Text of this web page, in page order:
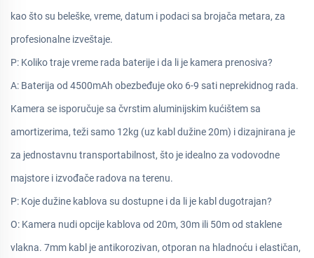
kao što su beleške, vreme, datum i podaci sa brojača metara, za
profesionalne izveštaje.
P: Koliko traje vreme rada baterije i da li je kamera prenosiva?
A: Baterija od 4500mAh obezbeđuje oko 6-9 sati neprekidnog rada.
Kamera se isporučuje sa čvrstim aluminijskim kućištem sa
amortizerima, teži samo 12kg (uz kabl dužine 20m) i dizajnirana je
za jednostavnu transportabilnost, što je idealno za vodovodne
majstore i izvođače radova na terenu.
P: Koje dužine kablova su dostupne i da li je kabl dugotrajan?
O: Kamera nudi opcije kablova od 20m, 30m ili 50m od staklene
vlakna. 7mm kabl je antikorozivan, otporan na hladnoću i elastičan,